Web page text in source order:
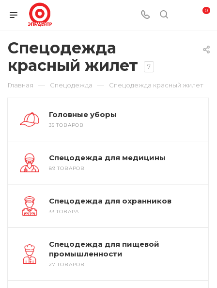
0
Спецодежда
красный жилет
7
Главная — Спецодежда — Спецодежда красный жилет
Головные уборы
35 ТОВАРОВ
Спецодежда для медицины
89 ТОВАРОВ
Спецодежда для охранников
33 ТОВАРА
Спецодежда для пищевой
промышленности
27 ТОВАРОВ